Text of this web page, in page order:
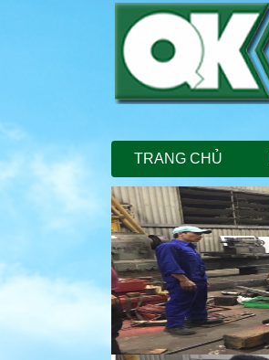
TRANG CHỦ